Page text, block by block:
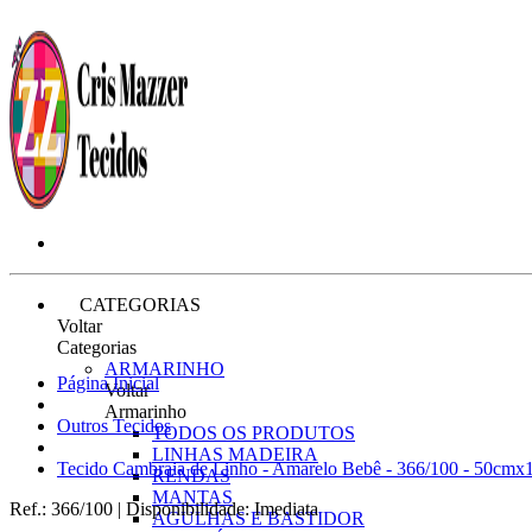
CATEGORIAS
Voltar
Categorias
ARMARINHO
Voltar
Armarinho
TODOS OS PRODUTOS
LINHAS MADEIRA
RENDAS
MANTAS
AGULHAS E BASTIDOR
Página Inicial
Outros Tecidos
Tecido Cambraia de Linho - Amarelo Bebê - 366/100 -
Ref.: 366/100 | Disponibilidade:Imediata